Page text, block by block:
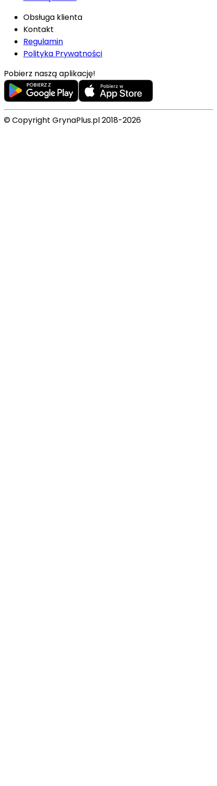
Obsługa klienta
Kontakt
Regulamin
Polityka Prywatności
Pobierz naszą aplikację!
© Copyright GrynaPlus.pl 2018-2026